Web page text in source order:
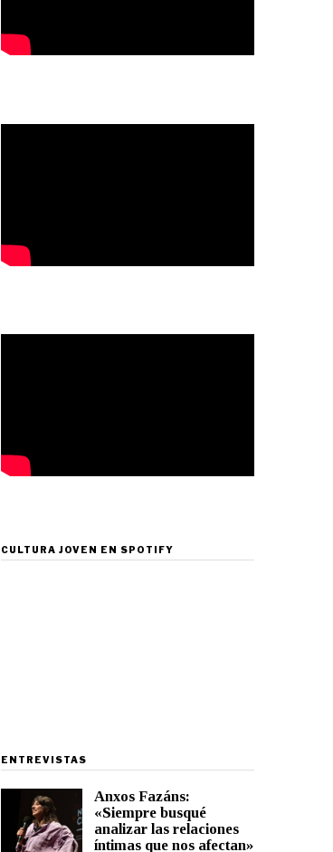
CULTURA JOVEN EN SPOTIFY
ENTREVISTAS
Anxos Fazáns:
«Siempre busqué
analizar las relaciones
íntimas que nos afectan»